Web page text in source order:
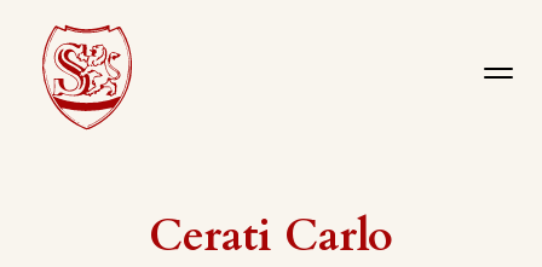
Cerati Carlo